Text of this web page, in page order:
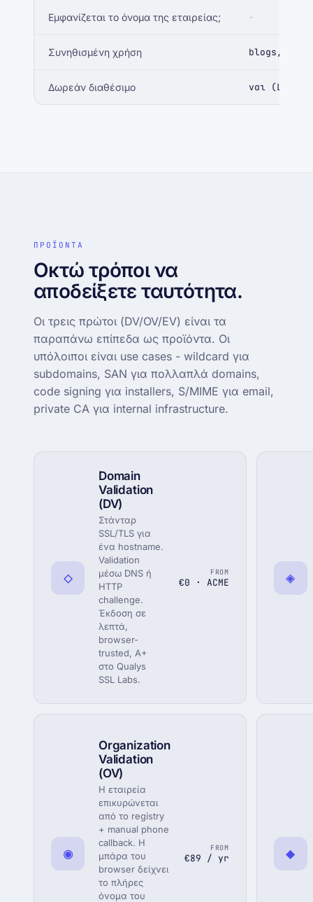
Εμφανίζεται το όνομα της εταιρείας; -
Συνηθισμένη χρήση blogs,
Δωρεάν διαθέσιμο ναι (Let’s
ΠΡΟΪΟΝΤΑ
Οκτώ τρόποι να
αποδείξετε ταυτότητα.
Οι τρεις πρώτοι (DV/OV/EV) είναι τα
παραπάνω επίπεδα ως προϊόντα. Οι
υπόλοιποι είναι use cases - wildcard για
subdomains, SAN για πολλαπλά domains,
code signing για installers, S/MIME για email,
private CA για internal infrastructure.
◇
Domain
Validation
(DV)
Στάνταρ
SSL/TLS για
ένα hostname.
Validation
μέσω DNS ή
HTTP
challenge.
Έκδοση σε
λεπτά,
browser-
trusted, A+
στο Qualys
SSL Labs.
FROM
€0 · ACME ◈
◉
Organization
Validation
(OV)
Η εταιρεία
επικυρώνεται
από το registry
+ manual phone
callback. Η
μπάρα του
browser δείχνει
το πλήρες
όνομα του
FROM
€89 / yr ◆